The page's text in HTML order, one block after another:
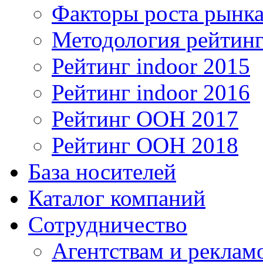
Факторы роста
Методология
Рейтинг indoor 2015
Рейтинг indoor 2016
Рейтинг OOH 2017
Рейтинг OOH 2018
База носителей
Каталог компаний
Сотрудничество
Агентствам и